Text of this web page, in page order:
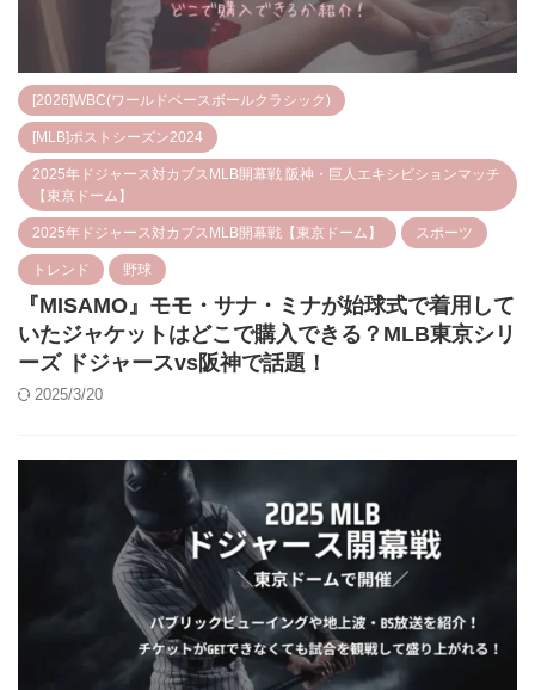
[2026]WBC(ワールドベースボールクラシック)
[MLB]ポストシーズン2024
2025年ドジャース対カブスMLB開幕戦 阪神・巨人エキシビションマッチ
【東京ドーム】
2025年ドジャース対カブスMLB開幕戦【東京ドーム】 スポーツ
トレンド 野球
『MISAMO』モモ・サナ・ミナが始球式で着用して
いたジャケットはどこで購入できる？MLB東京シリ
ーズ ドジャースvs阪神で話題！
2025/3/20